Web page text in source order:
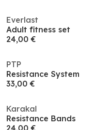
Everlast
Adult fitness set
24,00 €
PTP
Resistance System
33,00 €
Karakal
Resistance Bands
24,00 €